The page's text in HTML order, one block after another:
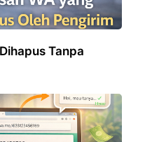
Tanpa